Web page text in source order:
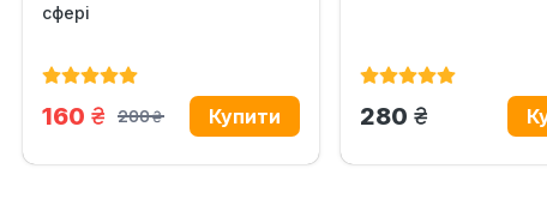
сфері
200
грн.
160 грн. 280 грн.